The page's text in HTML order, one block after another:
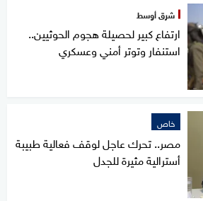
شرق أوسط
ارتفاع كبير لحصيلة هجوم الحوثيين..
استنفار وتوتر أمني وعسكري
خاص
مصر.. تحرك عاجل لوقف فعالية طبيبة
أسترالية مثيرة للجدل